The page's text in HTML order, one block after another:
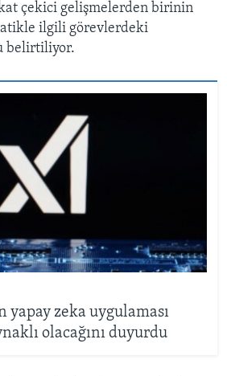
çekici gelişmelerden birinin
ilgili görevlerdeki
belirtiliyor.
yapay zeka uygulaması
olacağını duyurdu